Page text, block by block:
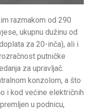
razmakom od 290
ukupnu dužinu od
za 20-inča), ali i
putničke
za upravljač.
konzolom, a što
i kod većine električnih
u podnicu,